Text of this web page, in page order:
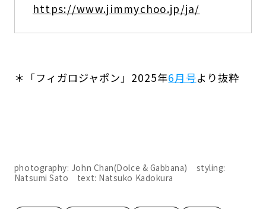
https://www.jimmychoo.jp/ja/
＊「フィガロジャポン」2025年6月号より抜粋
photography: John Chan(Dolce & Gabbana) styling:
Natsumi Sato text: Natsuko Kadokura